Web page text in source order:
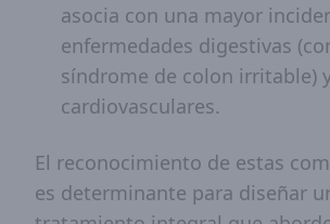
asocia con una mayor
enfermedades digestivas
síndrome de colon irritable)
cardiovasculares.
El reconocimiento de estas
es determinante para diseñar